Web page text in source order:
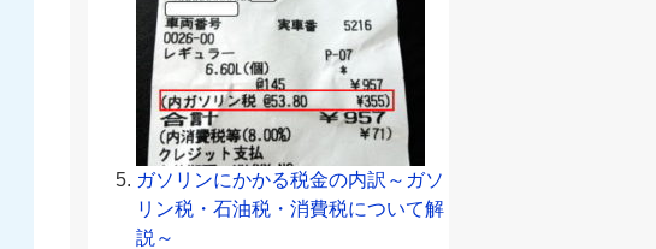
ガソリンにかかる税金の内訳～ガソ
リン税・石油税・消費税について解
説～